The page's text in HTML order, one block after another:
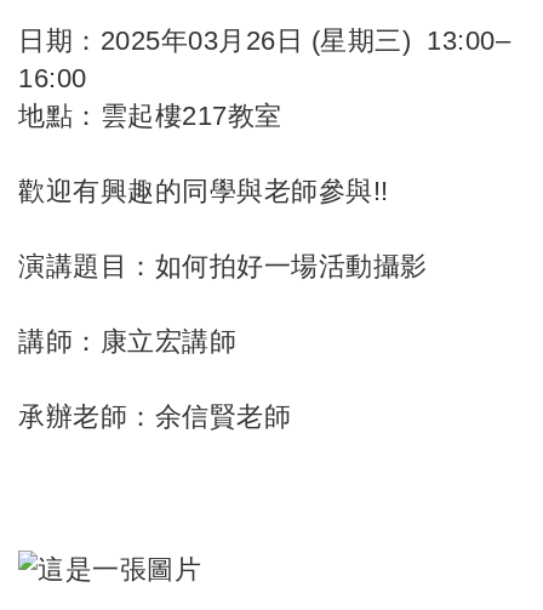
日期：2025年03月26日 (星期三) 13:00–
16:00
地點：雲起樓217教室
歡迎有興趣的同學與老師參與!!
演講題目：如何拍好一場活動攝影
講師：康立宏講師
承辦老師：余信賢老師